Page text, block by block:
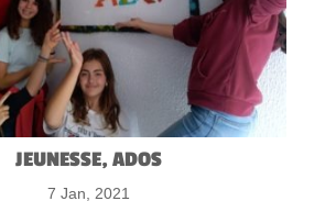
JEUNESSE, ADOS
7 Jan, 2021